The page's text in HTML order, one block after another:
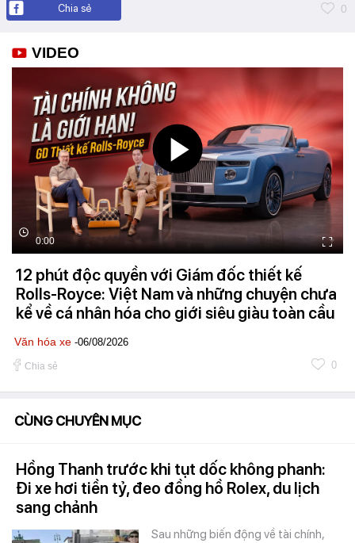
Chia sẻ 0
VIDEO
0:00
12 phút độc quyền với Giám đốc thiết kế
Rolls-Royce: Việt Nam và những chuyện chưa
kể về cá nhân hóa cho giới siêu giàu toàn cầu
Văn hóa xe -06/08/2026
Chia sẻ 0
CÙNG CHUYÊN MỤC
Hồng Thanh trước khi tụt dốc không phanh:
Đi xe hơi tiền tỷ, đeo đồng hồ Rolex, du lịch
sang chảnh
Sau những biến động về tài chính,